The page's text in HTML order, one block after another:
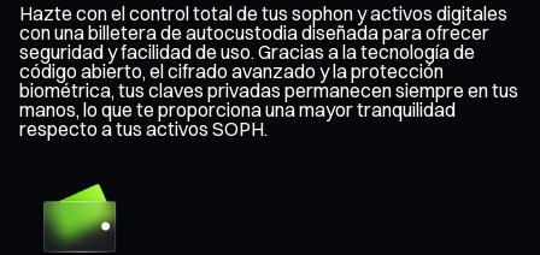
Hazte con el control total de tus sophon y activos digitales
con una billetera de autocustodia diseñada para ofrecer
seguridad y facilidad de uso. Gracias a la tecnología de
código abierto, el cifrado avanzado y la protección
biométrica, tus claves privadas permanecen siempre en tus
manos, lo que te proporciona una mayor tranquilidad
respecto a tus activos SOPH.